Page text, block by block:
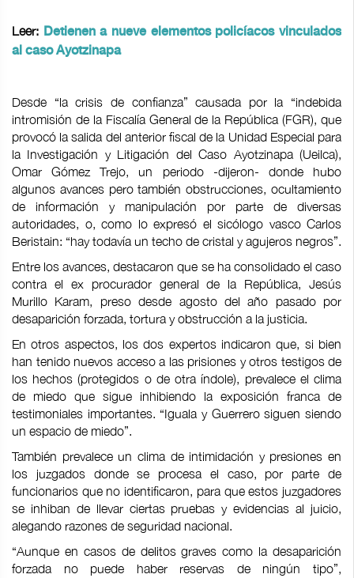
Leer: Detienen a nueve elementos policíacos vinculados
al caso Ayotzinapa
Desde “la crisis de confianza” causada por la “indebida
intromisión de la Fiscalía General de la República (FGR), que
provocó la salida del anterior fiscal de la Unidad Especial para
la Investigación y Litigación del Caso Ayotzinapa (Ueilca),
Omar Gómez Trejo, un periodo -dijeron- donde hubo
algunos avances pero también obstrucciones, ocultamiento
de información y manipulación por parte de diversas
autoridades, o, como lo expresó el sicólogo vasco Carlos
Beristain: “hay todavía un techo de cristal y agujeros negros”.
Entre los avances, destacaron que se ha consolidado el caso
contra el ex procurador general de la República, Jesús
Murillo Karam, preso desde agosto del año pasado por
desaparición forzada, tortura y obstrucción a la justicia.
En otros aspectos, los dos expertos indicaron que, si bien
han tenido nuevos acceso a las prisiones y otros testigos de
los hechos (protegidos o de otra índole), prevalece el clima
de miedo que sigue inhibiendo la exposición franca de
testimoniales importantes. “Iguala y Guerrero siguen siendo
un espacio de miedo”.
También prevalece un clima de intimidación y presiones en
los juzgados donde se procesa el caso, por parte de
funcionarios que no identificaron, para que estos juzgadores
se inhiban de llevar ciertas pruebas y evidencias al juicio,
alegando razones de seguridad nacional.
“Aunque en casos de delitos graves como la desaparición
forzada no puede haber reservas de ningún tipo”,